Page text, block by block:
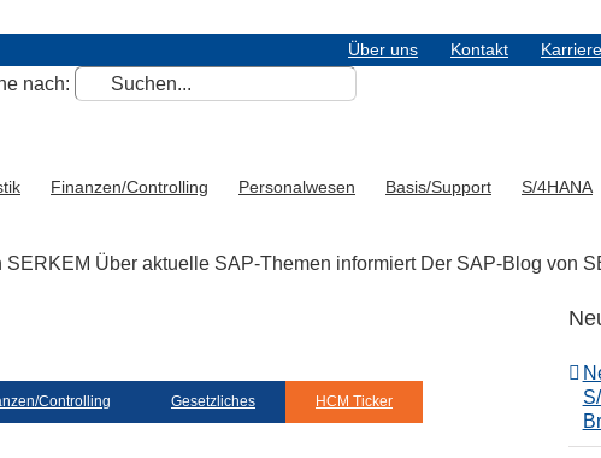
Über uns Kontakt Karriere
nach:
Finanzen/Controlling Personalwesen Basis/Support S/4HANA
SERKEM Über aktuelle SAP-Themen informiert Der SAP-Blog von
Controlling Gesetzliches HCM Ticker